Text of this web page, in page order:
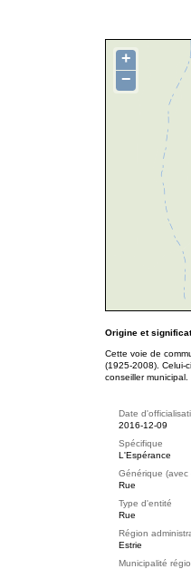
+
−
Origine et
Cette voie de
(1925-2008). Celui-
conseiller municipal.
Date
2016-12-09
Spécifique
L'Espérance
Générique
Rue
Type d'entité
Rue
Région
Estrie
Municipalité